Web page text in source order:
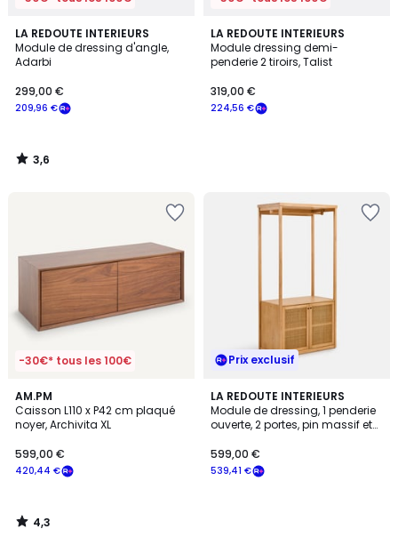
LA REDOUTE INTERIEURS
Module de dressing d'angle,
Adarbi
209,96 €
299,00 €
3,6
/ 5
3,6
/
LA REDOUTE INTERIEURS
Module dressing demi-
penderie 2 tiroirs, Talist
224,56 €
319,00 €
-30€* tous les 100€
AM.PM
Caisson L110 x P42 cm plaqué
noyer, Archivita XL
420,44 €
599,00 €
4,3
/ 5
4,3
/
Prix exclusif
LA REDOUTE INTERIEURS
Module de dressing, 1 penderie
ouverte, 2 portes, pin massif et
539,41 €
599,00 €